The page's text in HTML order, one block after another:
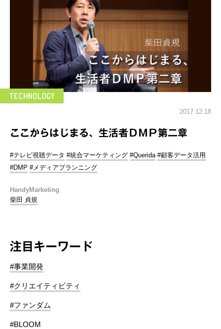
2017.12.18
ここからはじまる、生活者ＤＭＰ第二章
#テレビ視聴データ #統合マーケティング #Querida #顧客データ活用
#DMP #メディアプランニング
HandyMarketing
柴田 貞規
注目キーワード
#事業開発
#クリエイティビティ
#ファンダム
#BLOOM